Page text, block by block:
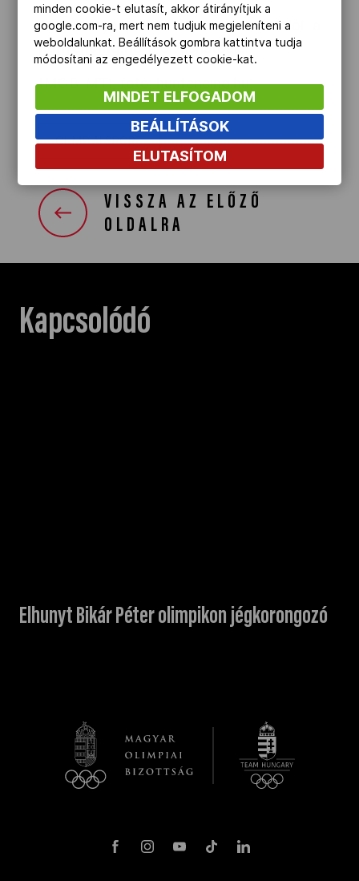
A versenynapok részletes beszámolói a
hunfencing.hu-n olvashatóak.
(MOB-MTI, fotó: hunfencing.hu)
OLIMPIAI SPORT
VISSZA AZ ELŐZŐ
OLDALRA
Kapcsolódó
Elhunyt Bikár Péter olimpikon jégkorongozó
minden cookie-t elutasít, akkor átirányítjuk a
google.com-ra, mert nem tudjuk megjeleníteni a
weboldalunkat. Beállítások gombra kattintva tudja
módosítani az engedélyezett cookie-kat.
MINDET ELFOGADOM
BEÁLLÍTÁSOK
ELUTASÍTOM